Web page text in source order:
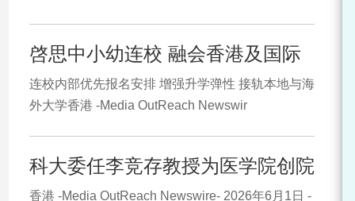
啓思中小幼连校 融会香港及国际
连校内部优先报名安排 增强升学弹性 接轨本地与海
外大学香港 -Media OutReach Newswir
科大委任李竞存教授为医学院创院
香港 -Media OutReach Newswire- 2026年6月1日 -